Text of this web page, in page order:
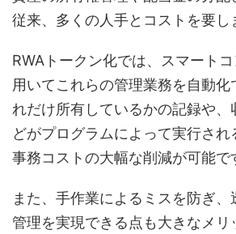
従来、多くの人手とコストを要し
RWAトークン化では、スマート
用いてこれらの管理業務を自動
れだけ所有しているかの記録や、
どがプログラムによって実行さ
事務コストの大幅な削減が可能で
また、手作業によるミスを防ぎ
管理を実現できる点も大きなメリ